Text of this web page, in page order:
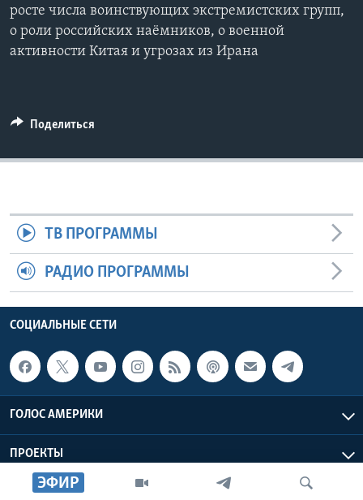
ЭФИР
росте числа воинствующих экстремистских групп,
о роли российских наёмников, о военной
активности Китая и угрозах из Ирана
Поделиться
ТВ ПРОГРАММЫ
РАДИО ПРОГРАММЫ
СОЦИАЛЬНЫЕ СЕТИ
ГОЛОС АМЕРИКИ
ПРОЕКТЫ